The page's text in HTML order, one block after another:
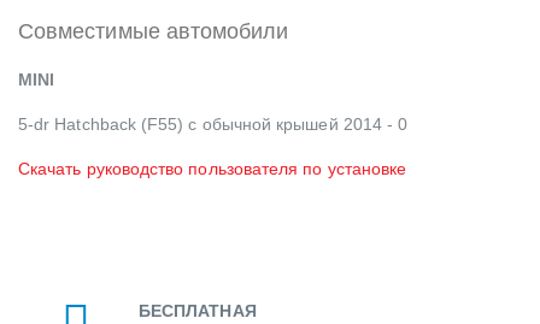
Совместимые автомобили
MINI
5-dr Hatchback (F55) с обычной крышей 2014 - 0
Скачать руководство пользователя по установке
БЕСПЛАТНАЯ